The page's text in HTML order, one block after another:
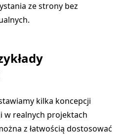
ze strony bez
kilka koncepcji
w realnych projektach
z łatwością dostosować